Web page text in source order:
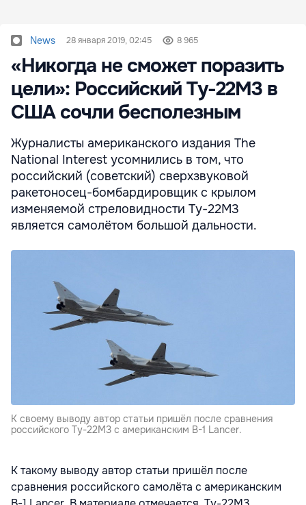
News 28 января 2019, 02:45 8 965
«Никогда не сможет поразить
цели»: Российский Ту-22М3 в
США сочли бесполезным
Журналисты американского издания The
National Interest усомнились в том, что
российский (советский) сверхзвуковой
ракетоносец-бомбардировщик с крылом
изменяемой стреловидности Ту-22М3
является самолётом большой дальности.
К своему выводу автор статьи пришёл после сравнения
российского Ту-22М3 с американским B-1 Lancer.
К такому выводу автор статьи пришёл после
сравнения российского самолёта с американским